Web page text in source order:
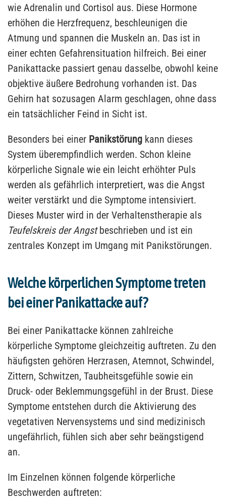
wie Adrenalin und Cortisol aus. Diese Hormone
erhöhen die Herzfrequenz, beschleunigen die
Atmung und spannen die Muskeln an. Das ist in
einer echten Gefahrensituation hilfreich. Bei einer
Panikattacke passiert genau dasselbe, obwohl keine
objektive äußere Bedrohung vorhanden ist. Das
Gehirn hat sozusagen Alarm geschlagen, ohne dass
ein tatsächlicher Feind in Sicht ist.
Besonders bei einer Panikstörung kann dieses
System überempfindlich werden. Schon kleine
körperliche Signale wie ein leicht erhöhter Puls
werden als gefährlich interpretiert, was die Angst
weiter verstärkt und die Symptome intensiviert.
Dieses Muster wird in der Verhaltenstherapie als
Teufelskreis der Angstbeschrieben und ist ein
zentrales Konzept im Umgang mit Panikstörungen.
Welche körperlichen Symptome treten
bei einer Panikattacke auf?
Bei einer Panikattacke können zahlreiche
körperliche Symptome gleichzeitig auftreten. Zu den
häufigsten gehören Herzrasen, Atemnot, Schwindel,
Zittern, Schwitzen, Taubheitsgefühle sowie ein
Druck- oder Beklemmungsgefühl in der Brust. Diese
Symptome entstehen durch die Aktivierung des
vegetativen Nervensystems und sind medizinisch
ungefährlich, fühlen sich aber sehr beängstigend
an.
Im Einzelnen können folgende körperliche
Beschwerden auftreten: